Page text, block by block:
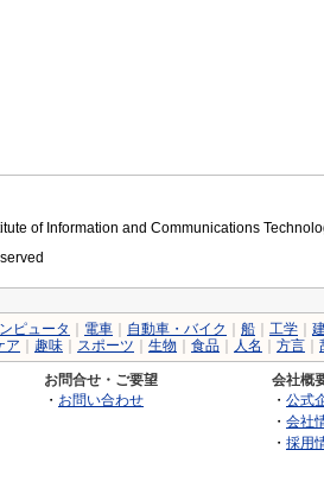
of Information and Communications
ピュータ 電車 自動車・バイク 船 工学
ア 趣味 スポーツ 生物 食品 人名 方言
お問合せ・ご要望
・ お問い合わせ
会社概
・ 公式
・ 会社
・ 採用